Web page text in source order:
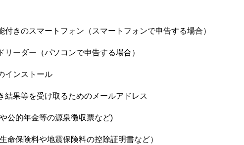
付きのスマートフォン（スマートフォンで申告する場合）
リーダー（パソコンで申告する場合）
インストール
結果等を受け取るためのメールアドレス
公的年金等の源泉徴収票など)
命保険料や地震保険料の控除証明書など）